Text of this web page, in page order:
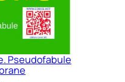
Pseudofabule